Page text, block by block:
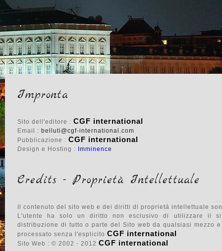
Impronta
Sito dell'editore : CGF international
Email : belluti@cgf-international.com
Pubblicazione : CGF international
Design e Hosting : Imminence
Credits - Proprietà Intellettuale
Il contenuto del sito web e dei diritti di proprietà intellettuale
L'utente ha solo un diritto non esclusivo di utilizzare il
distribuzione di tutto o parte del Sito web da qualsiasi mezzo
processato senza l'esplicito CGF international
Sito Web : © 2002 - 2012 CGF international